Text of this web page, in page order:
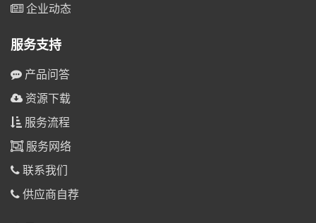
企业动态
服务支持
产品问答
资源下载
服务流程
服务网络
联系我们
供应商自荐